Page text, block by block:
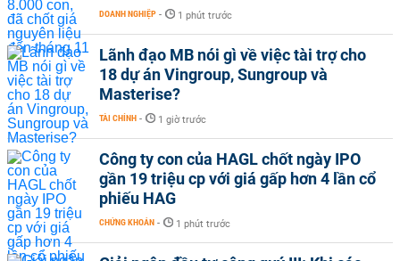
DOANH NGHIỆP - 1 phút trước
Lãnh đạo MB nói gì về việc tài trợ cho
18 dự án Vingroup, Sungroup và
Masterise?
TÀI CHÍNH - 1 giờ trước
Công ty con của HAGL chốt ngày IPO
gần 19 triệu cp với giá gấp hơn 4 lần cổ
phiếu HAG
CHỨNG KHOÁN - 1 phút trước